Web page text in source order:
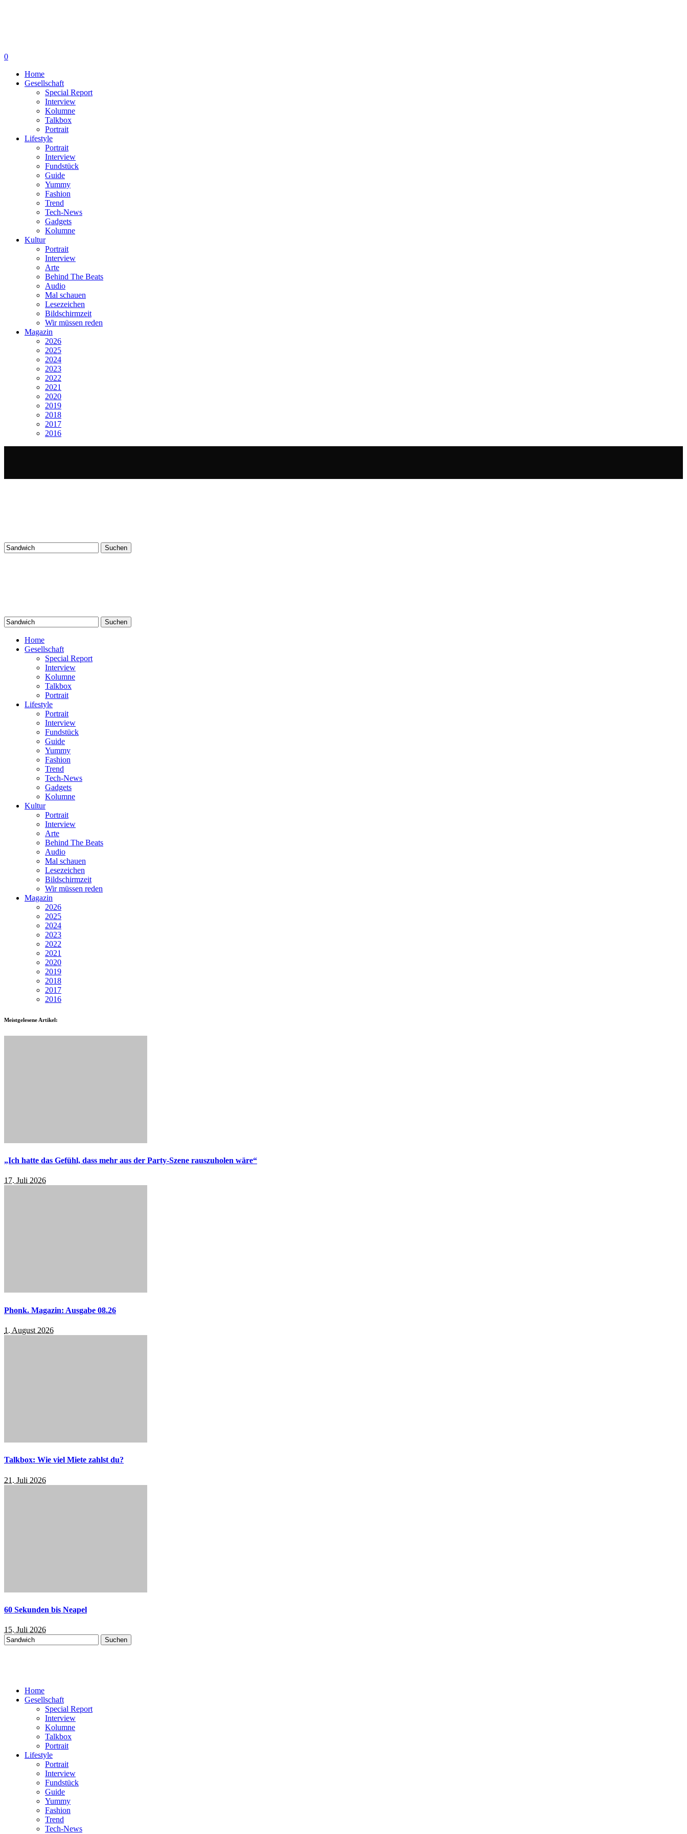
0
Home
Gesellschaft
Special Report
Interview
Kolumne
Talkbox
Portrait
Lifestyle
Portrait
Interview
Fundstück
Guide
Yummy
Fashion
Trend
Tech-News
Gadgets
Kolumne
Kultur
Portrait
Interview
Arte
Behind The Beats
Audio
Mal schauen
Lesezeichen
Bildschirmzeit
Wir müssen reden
Magazin
2026
2025
2024
2023
2022
2021
2020
2019
2018
2017
2016
Suchen
nach:
Suchen
nach:
Home
Gesellschaft
Special Report
Interview
Kolumne
Talkbox
Portrait
Lifestyle
Portrait
Interview
Fundstück
Guide
Yummy
Fashion
Trend
Tech-News
Gadgets
Kolumne
Kultur
Portrait
Interview
Arte
Behind The Beats
Audio
Mal schauen
Lesezeichen
Bildschirmzeit
Wir müssen reden
Magazin
2026
2025
2024
2023
2022
2021
2020
2019
2018
2017
2016
Meistgelesene Artikel:
„Ich hatte das Gefühl, dass mehr aus der Party-Szene rauszuholen wäre“
17. Juli 2026
Phonk. Magazin: Ausgabe 08.26
1. August 2026
Talkbox: Wie viel Miete zahlst du?
21. Juli 2026
60 Sekunden bis Neapel
15. Juli 2026
Suchen
nach:
Home
Gesellschaft
Special Report
Interview
Kolumne
Talkbox
Portrait
Lifestyle
Portrait
Interview
Fundstück
Guide
Yummy
Fashion
Trend
Tech-News